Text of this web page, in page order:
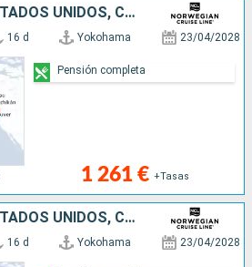
JAPÓN, FRANCIA, ESTADOS UNIDOS, CANADÁ
16 d Yokohama 23/04/2028
1 261 € +Tasas
Pensión completa
JAPÓN, FRANCIA, ESTADOS UNIDOS, CANADÁ
16 d Yokohama 23/04/2028